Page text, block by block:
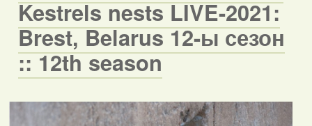
Kestrels nests LIVE-2021:
Brest, Belarus 12-ы сезон
:: 12th season